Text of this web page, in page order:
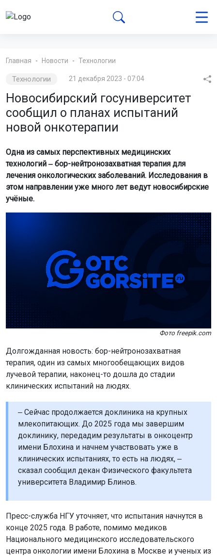
Главная Новости Технологии
Технологии 21 декабря 2023 - 07:04
Новосибирский госуниверситет
сообщил о планах испытаний
новой онкотерапии
Одна из самых перспективных медицинских
технологий ‒ бор-нейтронозахватная терапия для
лечения онкологических заболеваний. Исследования в
этом направлении уже много лет ведут новосибирские
учёные.
Фото freepik.com
Долгожданная новость: бор-нейтронозахватная
терапия, один из самых многообещающих видов
лучевой терапии, наконец-то дошла до стадии
клинических испытаний на людях.
‒ Сейчас продолжается доклиника на крупных
млекопитающих. До 2025 года мы завершим
доклинику, передадим результаты в онкоцентр
имени Блохина и начнем участвовать уже в
клинических испытаниях, то есть на людях, ‒
сказал сообщил декан Физического факультета
университета Владимир Блинов.
Пресс-служба НГУ уточняет, что испытания начнутся в
конце 2025 года. В работе, помимо медиков
Национального медицинского исследовательского
центра онкологии имени Блохина в Москве и ученых из